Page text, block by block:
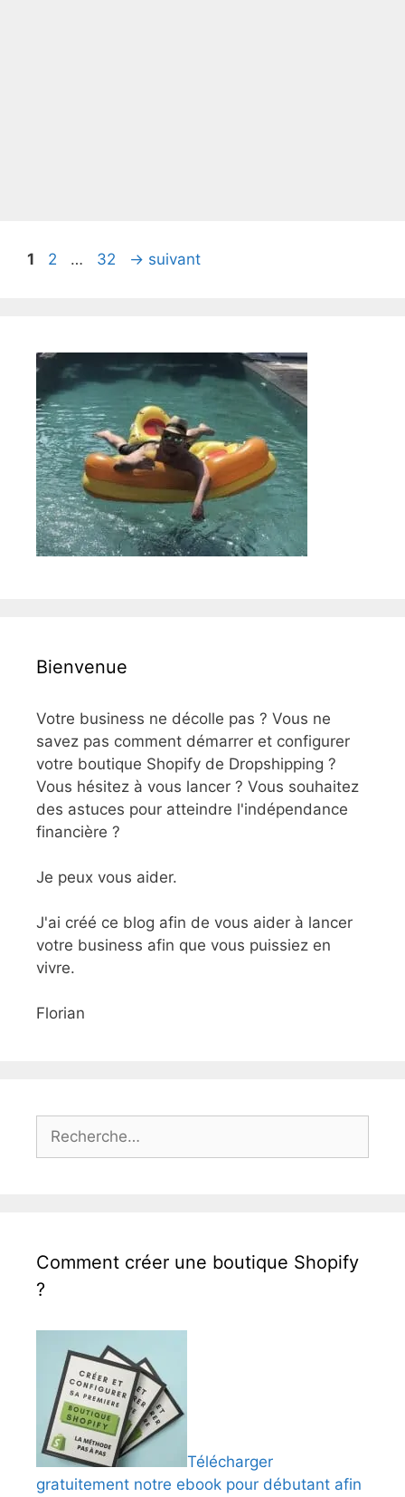
Page
1 Page
2 … Page
32 → suivant
Bienvenue
Votre business ne décolle pas ? Vous ne
savez pas comment démarrer et configurer
votre boutique Shopify de Dropshipping ?
Vous hésitez à vous lancer ? Vous souhaitez
des astuces pour atteindre l'indépendance
financière ?
Je peux vous aider.
J'ai créé ce blog afin de vous aider à lancer
votre business afin que vous puissiez en
vivre.
Florian
Rechercher :
Comment créer une boutique Shopify
?
Télécharger
gratuitement notre ebook pour débutant afin